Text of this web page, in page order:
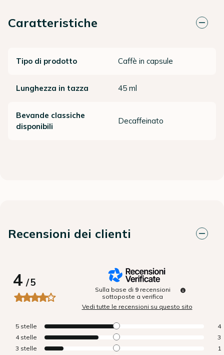
Caratteristiche
Tipo di prodotto Caffè in capsule
Lunghezza in tazza 45 ml
Bevande classiche
disponibili
Decaffeinato
Recensioni dei clienti
4/5
Sulla base di 9 recensioni
sottoposte a verifica
Vedi tutte le recensioni su questo sito
5 stelle
4
4 stelle
3
3 stelle
1